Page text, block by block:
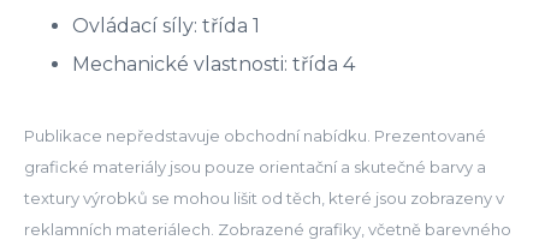
Ovládací síly: třída 1
Mechanické vlastnosti: třída 4
Publikace nepředstavuje obchodní nabídku. Prezentované
grafické materiály jsou pouze orientační a skutečné barvy a
textury výrobků se mohou lišit od těch, které jsou zobrazeny v
reklamních materiálech. Zobrazené grafiky, včetně barevného